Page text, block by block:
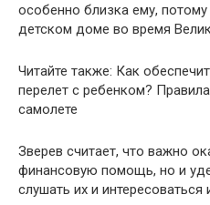
особенно близка ему,
детском доме во время
Читайте также: Как
перелет с ребенком?
самолете
Зверев считает, что важно
финансовую помощь, но и
слушать их и